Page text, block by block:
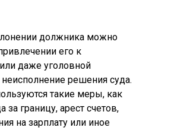
должника можно
его к
даже уголовной
неисполнение решения суда.
такие меры, как
за границу, арест счетов,
на зарплату или иное